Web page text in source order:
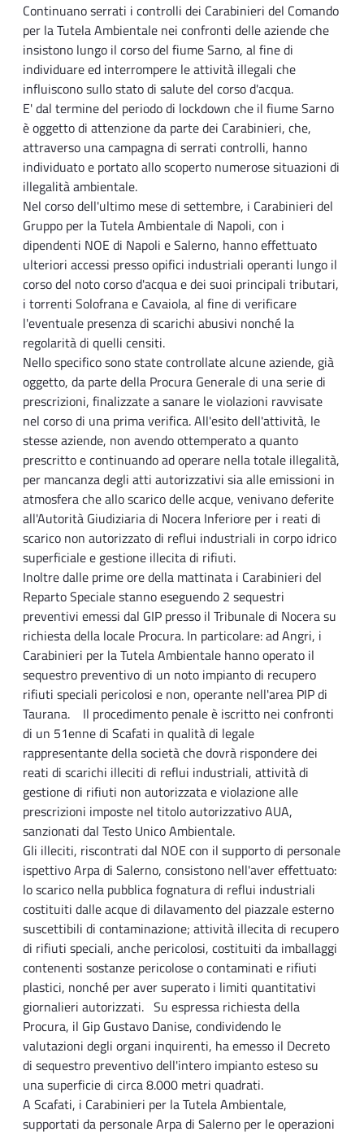
Continuano serrati i controlli dei Carabinieri del Comando
per la Tutela Ambientale nei confronti delle aziende che
insistono lungo il corso del fiume Sarno, al fine di
individuare ed interrompere le attività illegali che
influiscono sullo stato di salute del corso d'acqua.
E' dal termine del periodo di lockdown che il fiume Sarno
è oggetto di attenzione da parte dei Carabinieri, che,
attraverso una campagna di serrati controlli, hanno
individuato e portato allo scoperto numerose situazioni di
illegalità ambientale.
Nel corso dell'ultimo mese di settembre, i Carabinieri del
Gruppo per la Tutela Ambientale di Napoli, con i
dipendenti NOE di Napoli e Salerno, hanno effettuato
ulteriori accessi presso opifici industriali operanti lungo il
corso del noto corso d'acqua e dei suoi principali tributari,
i torrenti Solofrana e Cavaiola, al fine di verificare
l'eventuale presenza di scarichi abusivi nonché la
regolarità di quelli censiti.
Nello specifico sono state controllate alcune aziende, già
oggetto, da parte della Procura Generale di una serie di
prescrizioni, finalizzate a sanare le violazioni ravvisate
nel corso di una prima verifica. All'esito dell'attività, le
stesse aziende, non avendo ottemperato a quanto
prescritto e continuando ad operare nella totale illegalità,
per mancanza degli atti autorizzativi sia alle emissioni in
atmosfera che allo scarico delle acque, venivano deferite
all'Autorità Giudiziaria di Nocera Inferiore per i reati di
scarico non autorizzato di reflui industriali in corpo idrico
superficiale e gestione illecita di rifiuti.
Inoltre dalle prime ore della mattinata i Carabinieri del
Reparto Speciale stanno eseguendo 2 sequestri
preventivi emessi dal GIP presso il Tribunale di Nocera su
richiesta della locale Procura. In particolare: ad Angri, i
Carabinieri per la Tutela Ambientale hanno operato il
sequestro preventivo di un noto impianto di recupero
rifiuti speciali pericolosi e non, operante nell'area PIP di
Taurana. Il procedimento penale è iscritto nei confronti
di un 51enne di Scafati in qualità di legale
rappresentante della società che dovrà rispondere dei
reati di scarichi illeciti di reflui industriali, attività di
gestione di rifiuti non autorizzata e violazione alle
prescrizioni imposte nel titolo autorizzativo AUA,
sanzionati dal Testo Unico Ambientale.
Gli illeciti, riscontrati dal NOE con il supporto di personale
ispettivo Arpa di Salerno, consistono nell'aver effettuato:
lo scarico nella pubblica fognatura di reflui industriali
costituiti dalle acque di dilavamento del piazzale esterno
suscettibili di contaminazione; attività illecita di recupero
di rifiuti speciali, anche pericolosi, costituiti da imballaggi
contenenti sostanze pericolose o contaminati e rifiuti
plastici, nonché per aver superato i limiti quantitativi
giornalieri autorizzati. Su espressa richiesta della
Procura, il Gip Gustavo Danise, condividendo le
valutazioni degli organi inquirenti, ha emesso il Decreto
di sequestro preventivo dell'intero impianto esteso su
una superficie di circa 8.000 metri quadrati.
A Scafati, i Carabinieri per la Tutela Ambientale,
supportati da personale Arpa di Salerno per le operazioni